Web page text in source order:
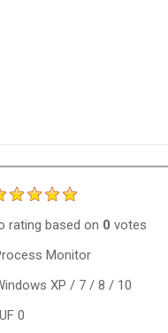
rating based on 0 votes
Monitor
XP / 7 / 8 / 10
0